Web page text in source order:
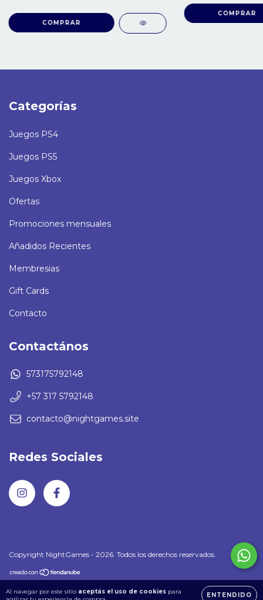
Al navegar por este sitio aceptás el uso de cookies para
ENTENDIDO
COMPRAR
COMPRAR
Categorías
Juegos PS4
Juegos PS5
Juegos Xbox
Ofertas
Promociones mensuales
Añadidos Recientes
Membresias
Gift Cards
Contacto
Contactános
573175792148
+57 317 5792148
contacto@nightgames.site
Redes Sociales
Copyright NightGames - 2026. Todos los derechos reservados.